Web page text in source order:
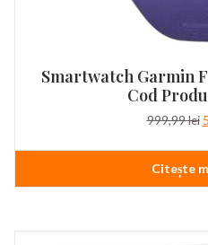
Smartwatch Garmin
Cod
999,99lei
a
Citește